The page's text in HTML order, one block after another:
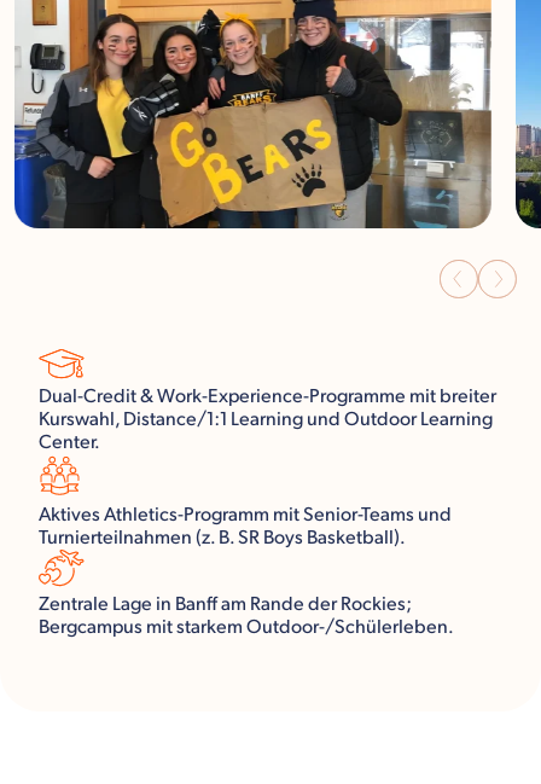
Dual-Credit & Work-Experience-Programme mit breiter
Kurswahl, Distance/1:1 Learning und Outdoor Learning
Center.
Aktives Athletics-Programm mit Senior-Teams und
Turnierteilnahmen (z. B. SR Boys Basketball).
Zentrale Lage in Banff am Rande der Rockies;
Bergcampus mit starkem Outdoor-/Schülerleben.